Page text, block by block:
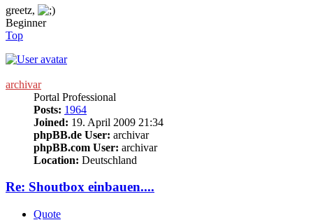
greetz,
Beginner
Top
archivar
Portal Professional
Posts: 1964
Joined: 19. April 2009 21:34
phpBB.de User: archivar
phpBB.com User: archivar
Location: Deutschland
Re: Shoutbox einbauen....
Quote